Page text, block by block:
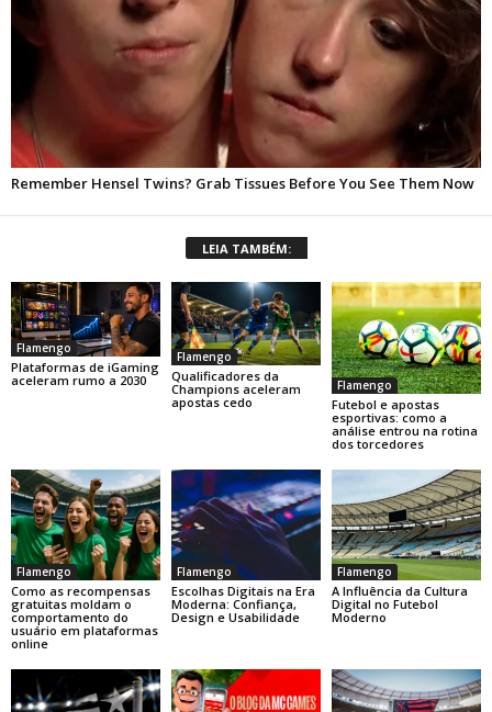
LEIA TAMBÉM:
Flamengo
Plataformas de iGaming
aceleram rumo a 2030
Flamengo
Qualificadores da
Champions aceleram
apostas cedo
Flamengo
Futebol e apostas
esportivas: como a
análise entrou na rotina
dos torcedores
Flamengo
Como as recompensas
gratuitas moldam o
comportamento do
usuário em plataformas
online
Flamengo
Escolhas Digitais na Era
Moderna: Confiança,
Design e Usabilidade
Flamengo
A Influência da Cultura
Digital no Futebol
Moderno